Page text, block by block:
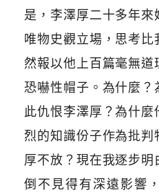
是，李澤厚二十多年
唯物史觀立場，思考
然報以他上百篇毫無
恐嚇性帽子。為什麼
此仇恨李澤厚？為什
烈的知識份子作為批
厚不放？現在我逐步
倒不見得有深遠影響